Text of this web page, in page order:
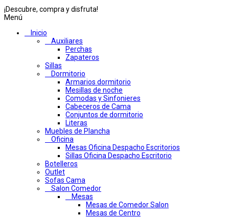
¡Descubre, compra y disfruta!
Menú
Inicio
Auxiliares
Perchas
Zapateros
Sillas
Dormitorio
Armarios dormitorio
Mesillas de noche
Comodas y Sinfonieres
Cabeceros de Cama
Conjuntos de dormitorio
Literas
Muebles de Plancha
Oficina
Mesas Oficina Despacho Escritorios
Sillas Oficina Despacho Escritorio
Botelleros
Outlet
Sofas Cama
Salon Comedor
Mesas
Mesas de Comedor Salon
Mesas de Centro